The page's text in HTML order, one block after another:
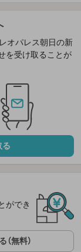
オパレス朝日の新
を受け取ることが
る
ができ
無料）